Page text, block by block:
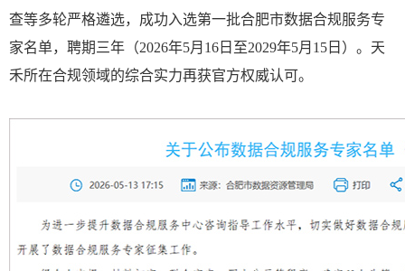
查等多轮严格遴选，成功入选第一批合肥市数据合规服务专
家名单，聘期三年（2026年5月16日至2029年5月15日）。天
禾所在合规领域的综合实力再获官方权威认可。